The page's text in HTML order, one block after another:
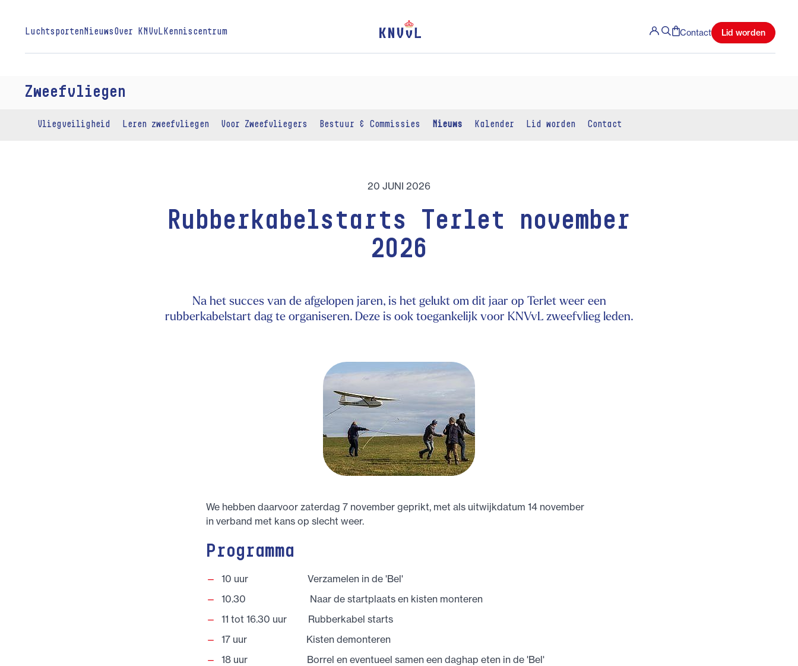
Luchtsporten Nieuws Over KNVvL Kenniscentrum Contact Lid worden
Zweefvliegen
Vliegveiligheid Leren zweefvliegen Voor Zweefvliegers Bestuur & Commissies Nieuws Kalender Lid worden Contact
20 JUNI 2026
Rubberkabelstarts Terlet november
2026
Na het succes van de afgelopen jaren, is het gelukt om dit jaar op Terlet weer een
rubberkabelstart dag te organiseren. Deze is ook toegankelijk voor KNVvL zweefvlieg leden.
We hebben daarvoor zaterdag 7 november geprikt, met als uitwijkdatum 14 november
in verband met kans op slecht weer.
Programma
10 uur Verzamelen in de 'Bel'
10.30 Naar de startplaats en kisten monteren
11 tot 16.30 uur Rubberkabel starts
17 uur Kisten demonteren
18 uur Borrel en eventueel samen een daghap eten in de 'Bel'